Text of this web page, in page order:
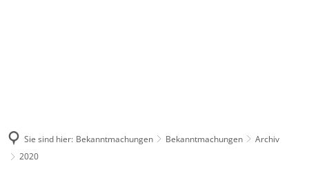
Sie sind hier: Bekanntmachungen Bekanntmachungen
Archiv
2020